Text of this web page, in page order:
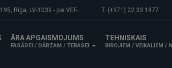
LV-1039 - pie VEF-Gaisa tilta. T. (+371) 22 33 1877
ĀRA APGAISMOJUMS
FASĀDEI / DĀRZAM / TERASEI
TEHNISKAIS
BIROJIEM / VEIKALIEM /